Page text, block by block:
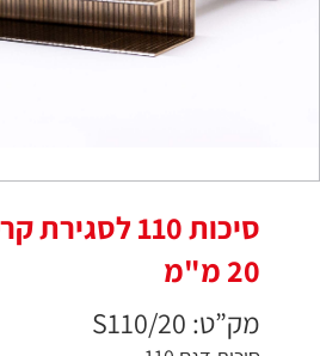
סיכות 110
20 מ"מ
מק”ט: S110/20